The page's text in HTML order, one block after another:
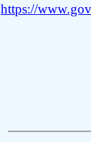
https://